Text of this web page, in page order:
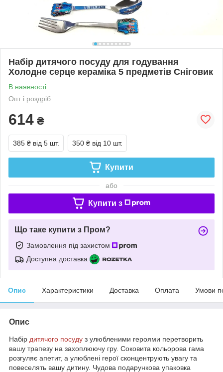
Набір дитячого посуду для годування
Холодне серце кераміка 5 предметів Сніговик
В наявності
Опт і роздріб
614 ₴
385 ₴ від 5 шт. 350 ₴ від 10 шт.
Купити
або
Купити з
Що таке купити з Пром?
Замовлення під захистом
Доступна доставка
Опис Характеристики Доставка Оплата Умови
Опис
Набір дитячого посуду з улюбленими героями перетворить
вашу трапезу на захоплюючу гру. Соковита кольорова гама
розгуляє апетит, а улюблені герої сконцентрують увагу та
повеселять вашу дитину. Чудова подарункова упаковка